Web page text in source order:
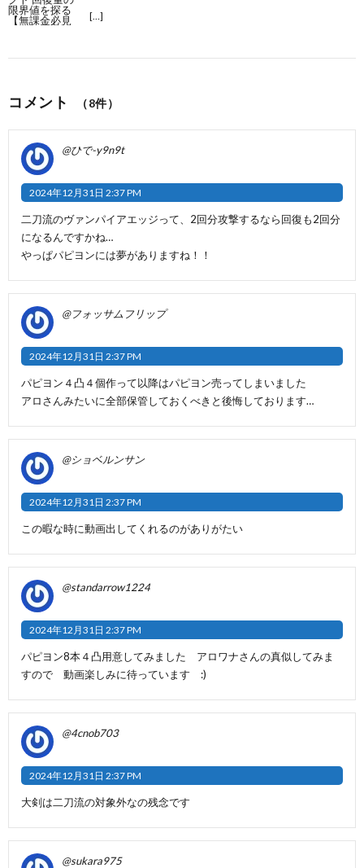
[…]
コメント （8件）
@ひで-y9n9t
2024年12月31日 2:37 PM
二刀流のヴァンパイアエッジって、2回分攻撃するなら回復も2回分
になるんですかね…
やっぱパピヨンには夢がありますね！！
@フォッサムフリップ
2024年12月31日 2:37 PM
パピヨン４凸４個作って以降はパピヨン売ってしまいました
アロさんみたいに全部保管しておくべきと後悔しております…
@ショベルンサン
2024年12月31日 2:37 PM
この暇な時に動画出してくれるのがありがたい
@standarrow1224
2024年12月31日 2:37 PM
パピヨン8本４凸用意してみました アロワナさんの真似してみま
すので 動画楽しみに待っています :)
@4cnob703
2024年12月31日 2:37 PM
大剣は二刀流の対象外なの残念です
@sukara975